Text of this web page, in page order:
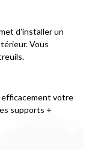
d'installer un
Vous
efficacement votre
supports +